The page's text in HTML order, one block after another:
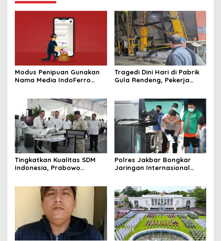
Modus Penipuan Gunakan
Nama Media IndoFerro
Tragedi Dini Hari di Pabrik
Gula Rendeng, Pekerja
Tingkatkan Kualitas SDM
Indonesia, Prabowo
Terbaik Dunia
Polres Jakbar Bongkar
Jaringan Internasional
Diringkus dan Barang Bukti
1,1 Ton Rp119 Miliar
Dimusnahkan